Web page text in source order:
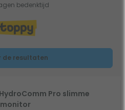
bedenktijd
de resultaten
Pro slimme